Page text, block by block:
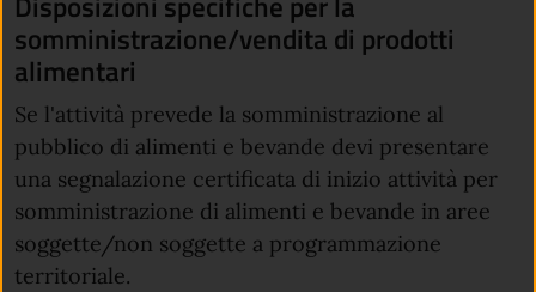
somministrazione/vendita di prodotti
alimentari
Se l'attività prevede la somministrazione al
pubblico di alimenti e bevande devi presentare
una segnalazione certificata di inizio attività per
somministrazione di alimenti e bevande in aree
soggette/non soggette a programmazione
territoriale.